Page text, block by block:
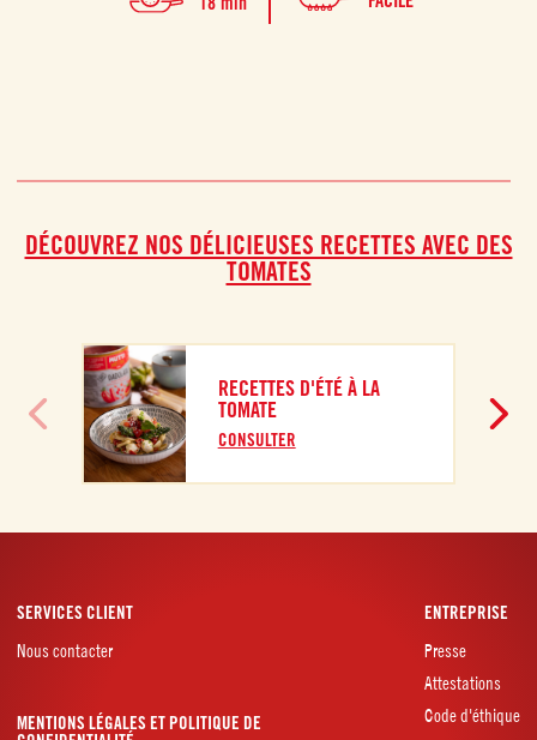
DÉCOUVREZ NOS DÉLICIEUSES RECETTES AVEC DES
TOMATES
RECETTES D'ÉTÉ À LA
TOMATE
CONSULTER
SERVICES CLIENT
Nous contacter
ENTREPRISE
Presse
Attestations
Code d'éthique
MENTIONS LÉGALES ET POLITIQUE DE